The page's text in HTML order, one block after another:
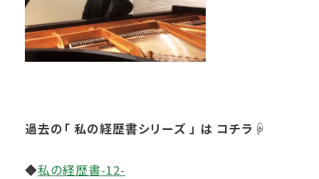
過去の「 私の経歴書シリーズ 」 は コチラ☟
◆私の経歴書-12-